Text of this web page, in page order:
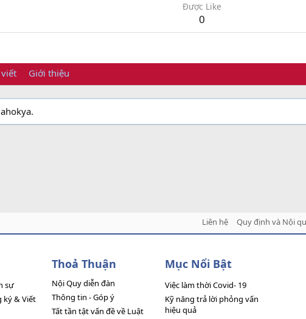
Được Like
0
viết Giới thiệu
Liên hệ Quy định và Nội
sự
ký & Viết
Thoả Thuận
Nội Quy diễn đàn
Thông tin - Góp ý
Tất tần tật vấn đề về Luật
Mục Nổi Bật
Việc làm thời Covid- 19
Kỹ năng trả lời phỏng vấn
hiệu quả